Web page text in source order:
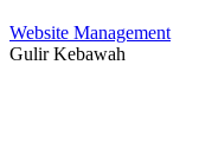
Website Management
Gulir Kebawah